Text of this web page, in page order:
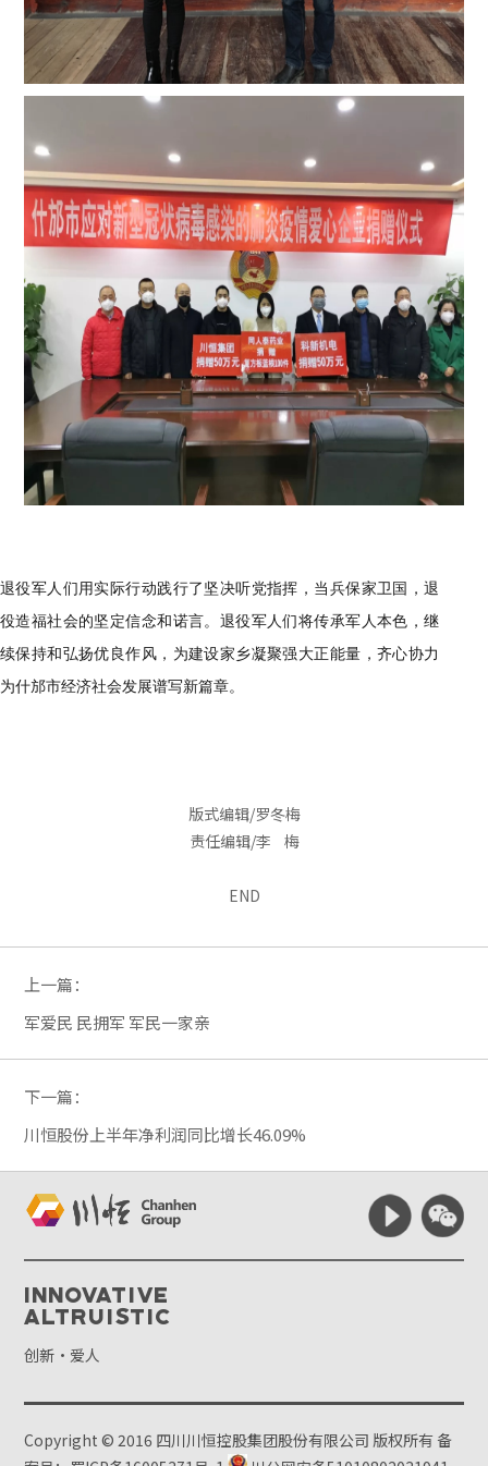
退役军人们用实际行动践行了坚决听党指挥，当兵保家卫国 ，退
役造福社会的坚定信念和诺言。 退役军人们将传承军人本色，继
续保持和弘扬优良作风，为建设家乡凝聚强大正能量，齐心协力
为什邡市经济社会发展谱写新篇章。
版式编辑/罗冬梅
责任编辑/李 梅
END
上一篇：
军爱民 民拥军 军民一家亲
下一篇：
川恒股份上半年净利润同比增长46.09%
Innovative
Altruistic
创新·爱人
Copyright © 2016 四川川恒控股集团股份有限公司 版权所有备